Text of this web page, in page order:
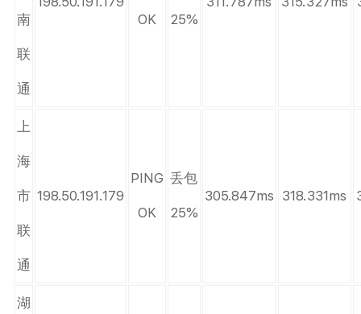
南
联
通
OK
25%
上
海
市
联
通
198.50.191.179
PING
OK
丢包
25%
305.847ms 318.331ms
湖